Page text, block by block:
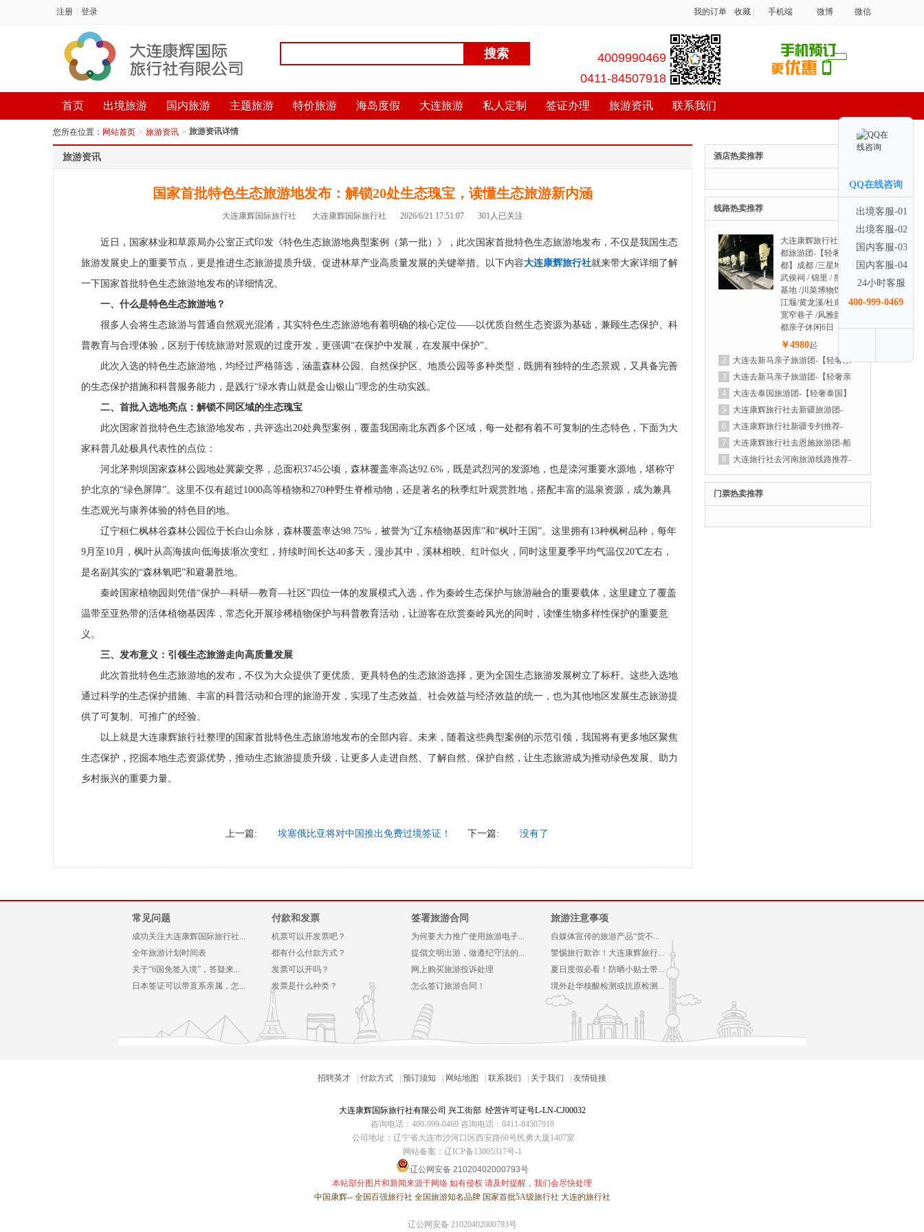
注册 登录 我的订单 收藏 手机端 微博 微信
4009990469
0411-84507918
首页 出境旅游 国内旅游 主题旅游 特价旅游 海岛度假 大连旅游 私人定制 签证办理 旅游资讯 联系我们
您所在位置： 网站首页 > 旅游资讯 > 旅游资讯详情
旅游资讯
国家首批特色生态旅游地发布：解锁20处生态瑰宝，读懂生态旅游新内涵
大连康辉国际旅行社 大连康辉国际旅行社 2026/6/21 17:51:07 301人已关注
近日，国家林业和草原局办公室正式印发《特色生态旅游地典型案例（第一批）》，此次国家首批特色生态旅游地发布，不仅是我国生态
旅游发展史上的重要节点，更是推进生态旅游提质升级、促进林草产业高质量发展的关键举措。以下内容大连康辉旅行社就来带大家详细了解
一下国家首批特色生态旅游地发布的详细情况。
一、什么是特色生态旅游地？
很多人会将生态旅游与普通自然观光混淆，其实特色生态旅游地有着明确的核心定位——以优质自然生态资源为基础，兼顾生态保护、科
普教育与合理体验，区别于传统旅游对景观的过度开发，更强调“在保护中发展，在发展中保护”。
此次入选的特色生态旅游地，均经过严格筛选，涵盖森林公园、自然保护区、地质公园等多种类型，既拥有独特的生态景观，又具备完善
的生态保护措施和科普服务能力，是践行“绿水青山就是金山银山”理念的生动实践。
二、首批入选地亮点：解锁不同区域的生态瑰宝
此次国家首批特色生态旅游地发布，共评选出20处典型案例，覆盖我国南北东西多个区域，每一处都有着不可复制的生态特色，下面为大
家科普几处极具代表性的点位：
河北茅荆坝国家森林公园地处冀蒙交界，总面积3745公顷，森林覆盖率高达92.6%，既是武烈河的发源地，也是滦河重要水源地，堪称守
护北京的“绿色屏障”。这里不仅有超过1000高等植物和270种野生脊椎动物，还是著名的秋季红叶观赏胜地，搭配丰富的温泉资源，成为兼具
生态观光与康养体验的特色目的地。
辽宁桓仁枫林谷森林公园位于长白山余脉，森林覆盖率达98.75%，被誉为“辽东植物基因库”和“枫叶王国”。这里拥有13种枫树品种，每年
9月至10月，枫叶从高海拔向低海拔渐次变红，持续时间长达40多天，漫步其中，溪林相映、红叶似火，同时这里夏季平均气温仅20℃左右，
是名副其实的“森林氧吧”和避暑胜地。
秦岭国家植物园则凭借“保护—科研—教育—社区”四位一体的发展模式入选，作为秦岭生态保护与旅游融合的重要载体，这里建立了覆盖
温带至亚热带的活体植物基因库，常态化开展珍稀植物保护与科普教育活动，让游客在欣赏秦岭风光的同时，读懂生物多样性保护的重要意
义。
三、发布意义：引领生态旅游走向高质量发展
此次首批特色生态旅游地的发布，不仅为大众提供了更优质、更具特色的生态旅游选择，更为全国生态旅游发展树立了标杆。这些入选地
通过科学的生态保护措施、丰富的科普活动和合理的旅游开发，实现了生态效益、社会效益与经济效益的统一，也为其他地区发展生态旅游提
供了可复制、可推广的经验。
以上就是大连康辉旅行社整理的国家首批特色生态旅游地发布的全部内容。未来，随着这些典型案例的示范引领，我国将有更多地区聚焦
生态保护，挖掘本地生态资源优势，推动生态旅游提质升级，让更多人走进自然、了解自然、保护自然，让生态旅游成为推动绿色发展、助力
乡村振兴的重要力量。
上一篇: 埃塞俄比亚将对中国推出免费过境签证！ 下一篇: 没有了
酒店热卖推荐
线路热卖推荐
大连康辉旅行社去成
都旅游团-【轻奢成
都】成都 /三星堆 /
武侯祠 / 锦里 / 熊猫
基地 /川菜博物馆都
江堰/黄龙溪/杜甫堂 /
宽窄巷子 /风雅韵 成
都亲子休闲6日
￥4980起
2
大连去新马亲子旅游团-【轻奢亲
子新马】纯玩新马亲子游6晚7天之旅
3
大连去新马亲子旅游团-【轻奢亲
子新马】纯玩新马亲子游6晚7天之旅
4
大连去泰国旅游团-【轻奢泰国】
曼谷| 芭提雅 | 沙美岛 | 爽泰庄园泼水
节，狂欢6日体验之旅
5
大连康辉旅行社去新疆旅游团-
【轻奢喀伊】赛里木湖全景环湖丨唐布
拉百里画廊丨孟克特古道 那拉提空中
草原+河谷草原丨 特克斯离街丨昭苏湿
地公园丨六星街 薰衣草庄园丨果子沟
大桥丨乌尔禾魔鬼城丨喀纳斯丨禾木丨
天山天池 S21沙漠公路+阿禾公路+独库
公路北段双飞10日游
6
大连康辉旅行社新疆专列推荐-
【新疆大全景】万人游新疆-跨省专列
18日
7
大连康辉旅行社去恩施旅游团-船
进神农架-遇见恩施,三峡游轮双飞6日
8
大连旅行社去河南旅游线路推荐-
【轻奢河南全景】少林寺 神州牡丹园
白马寺 龙门石窟 老君山 云台山 万仙山
郭亮村 清明上河园 大相国寺 开封府 小
宋城 包公祠 黄河花园口 德化步行街 河
门票热卖推荐
常见问题
成功关注大连康辉国际旅行社...
全年旅游计划时间表
关于“6国免签入境”，答疑来...
日本签证可以带直系亲属，怎...
付款和发票
机票可以开发票吧？
都有什么付款方式？
发票可以开吗？
发票是什么种类？
签署旅游合同
为何要大力推广使用旅游电子...
提倡文明出游，做遵纪守法的...
网上购买旅游投诉处理
怎么签订旅游合同！
旅游注意事项
自媒体宣传的旅游产品“货不...
警惕旅行欺诈！大连康辉旅行...
夏日度假必看！防晒小贴士带...
境外赴华核酸检测或抗原检测...
招聘英才 付款方式 预订须知 网站地图 联系我们 关于我们 友情链接
大连康辉国际旅行社有限公司 兴工街部 经营许可证号L-LN-CJ00032
咨询电话：400-999-0469 咨询电话：0411-84507918
公司地址：辽宁省大连市沙河口区西安路60号民勇大厦1407室
网站备案： 辽ICP备13005317号-1
辽公网安备 21020402000793号
本站部分图片和新闻来源于网络 如有侵权 请及时提醒，我们会尽快处理
中国康辉-- 全国百强旅行社 全国旅游知名品牌 国家首批5A级旅行社 大连的旅行社
辽公网安备 21020402000793号
QQ在线咨询
出境客服-01
出境客服-02
国内客服-03
国内客服-04
24小时客服
400-999-0469